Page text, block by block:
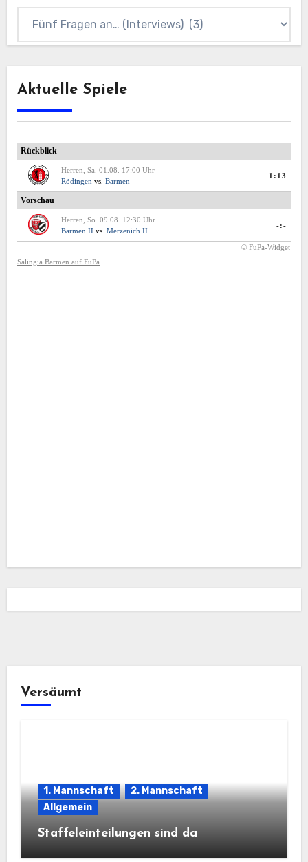
Aktuelle Spiele
Versäumt
1. Mannschaft
2. Mannschaft
Allgemein
Staffeleinteilungen sind da